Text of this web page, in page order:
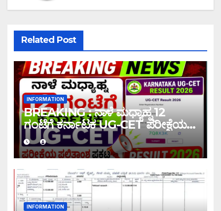
Related Post
INFORMATION
BREAKING : ನಾಳೆ ಮಧ್ಯಾಹ್ನ 12
ಗಂಟೆಗೆ ಕರ್ನಾಟಕ UG-CET ಪರೀಕ್ಷೆಯ
ಫಲಿತಾಂಶ ಪ್ರಕಟ |UG-CET Result
2026
INFORMATION